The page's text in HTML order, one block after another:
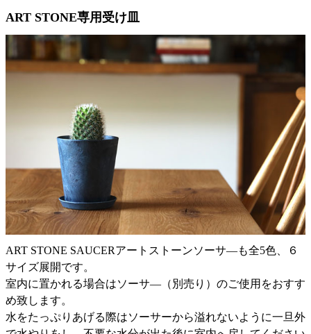
ART STONE専用受け皿
ART STONE SAUCERアートストーンソーサ―も全5色、６
サイズ展開です。
室内に置かれる場合はソーサ―（別売り）のご使用をおすす
め致します。
水をたっぷりあげる際はソーサーから溢れないように一旦外